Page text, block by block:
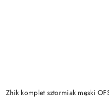
Zhik komplet sztormiak męski